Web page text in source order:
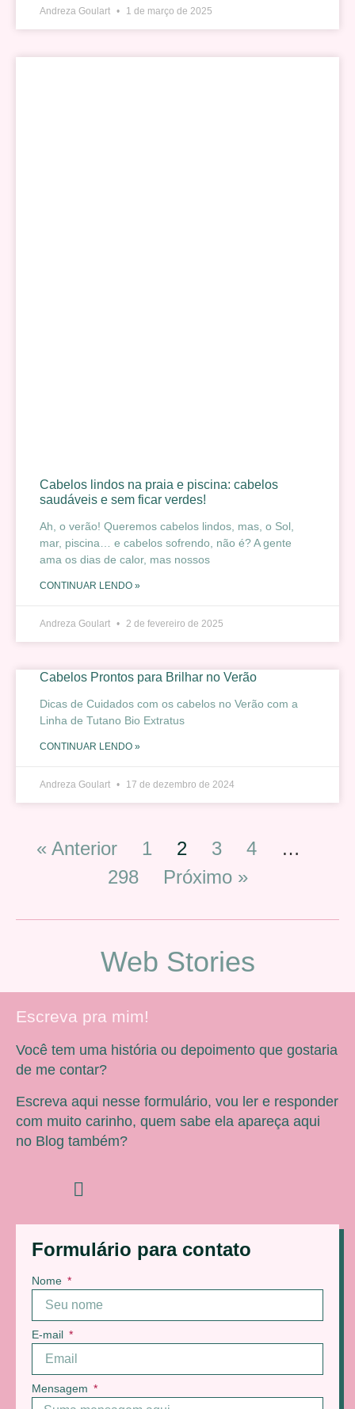
Andreza Goulart 1 de março de 2025
Cabelos lindos na praia e piscina: cabelos
saudáveis e sem ficar verdes!
Ah, o verão! Queremos cabelos lindos, mas, o Sol,
mar, piscina… e cabelos sofrendo, não é? A gente
ama os dias de calor, mas nossos
CONTINUAR LENDO »
Andreza Goulart 2 de fevereiro de 2025
Cabelos Prontos para Brilhar no Verão
Dicas de Cuidados com os cabelos no Verão com a
Linha de Tutano Bio Extratus
CONTINUAR LENDO »
Andreza Goulart 17 de dezembro de 2024
« Anterior 1 2 3 4
…
298
Próximo »
Web Stories
Formulário para contato
Nome
E-mail
Mensagem
Escreva pra mim!
Você tem uma história ou depoimento que gostaria
de me contar?
Escreva aqui nesse formulário, vou ler e responder
com muito carinho, quem sabe ela apareça aqui
no Blog também?